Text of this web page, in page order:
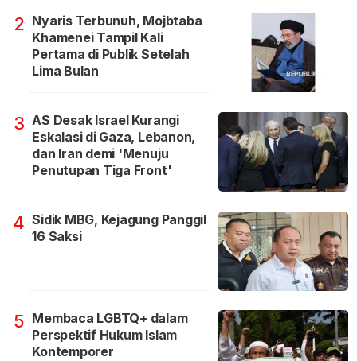
2 Nyaris Terbunuh, Mojbtaba
Khamenei Tampil Kali
Pertama di Publik Setelah
Lima Bulan
3 AS Desak Israel Kurangi
Eskalasi di Gaza, Lebanon,
dan Iran demi 'Menuju
Penutupan Tiga Front'
4 Sidik MBG, Kejagung Panggil
16 Saksi
5 Membaca LGBTQ+ dalam
Perspektif Hukum Islam
Kontemporer